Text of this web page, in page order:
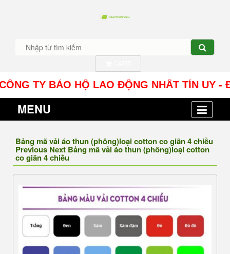
TY BẢO HỘ LAO ĐỘNG NHÂT TÍN UY -
MENU
Bảng mã vải áo thun (phông)loại cotton co giãn 4 chiều
Previous Next Bảng mã vải áo thun (phông)loại cotton
co giãn 4 chiều